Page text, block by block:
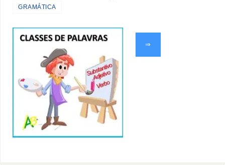
GRAMÁTICA
⇒